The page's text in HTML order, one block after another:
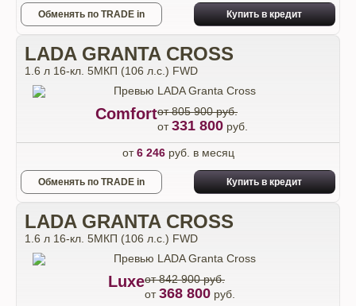
Обменять по TRADE in Купить в кредит
LADA GRANTA CROSS
1.6 л 16-кл. 5МКП (106 л.с.) FWD
Comfortот 805 900 руб.
от331 800 руб.
от6 246руб. в месяц
Обменять по TRADE in Купить в кредит
LADA GRANTA CROSS
1.6 л 16-кл. 5МКП (106 л.с.) FWD
Luxeот 842 900 руб.
от368 800 руб.